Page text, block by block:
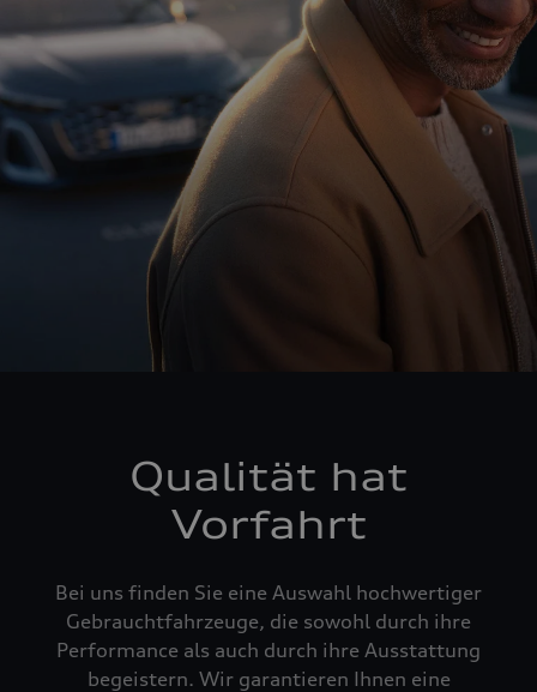
Qualität hat
Vorfahrt
Bei uns finden Sie eine Auswahl hochwertiger
Gebrauchtfahrzeuge, die sowohl durch ihre
Performance als auch durch ihre Ausstattung
begeistern. Wir garantieren Ihnen eine